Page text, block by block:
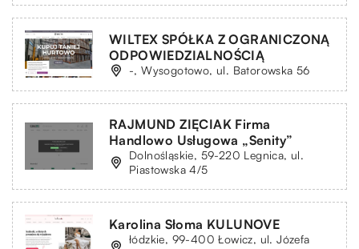
WILTEX SPÓŁKA Z OGRANICZONĄ
ODPOWIEDZIALNOŚCIĄ
-, Wysogotowo, ul. Batorowska 56
RAJMUND ZIĘCIAK Firma
Handlowo Usługowa „Senity”
Dolnośląskie, 59-220 Legnica, ul.
Piastowska 4/5
Karolina Słoma KULUNOVE
łódzkie, 99-400 Łowicz, ul. Józefa